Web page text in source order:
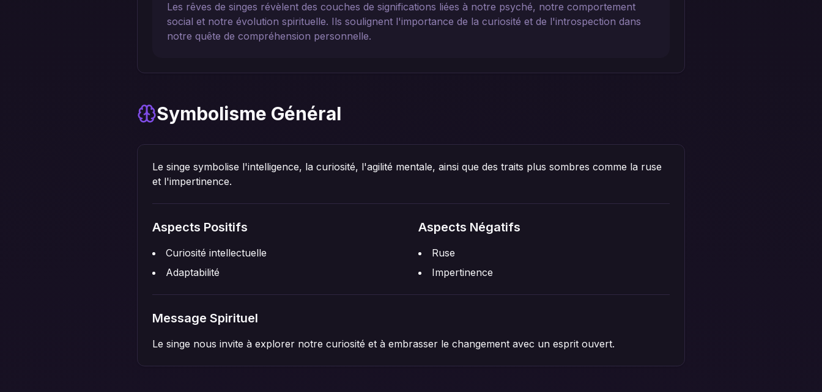
Les rêves de singes révèlent des couches de significations liées à notre psyché, notre comportement
social et notre évolution spirituelle. Ils soulignent l'importance de la curiosité et de l'introspection dans
notre quête de compréhension personnelle.
Symbolisme Général
Le singe symbolise l'intelligence, la curiosité, l'agilité mentale, ainsi que des traits plus sombres comme la ruse
et l'impertinence.
Aspects Positifs
Curiosité intellectuelle
Adaptabilité
Aspects Négatifs
Ruse
Impertinence
Message Spirituel
Le singe nous invite à explorer notre curiosité et à embrasser le changement avec un esprit ouvert.